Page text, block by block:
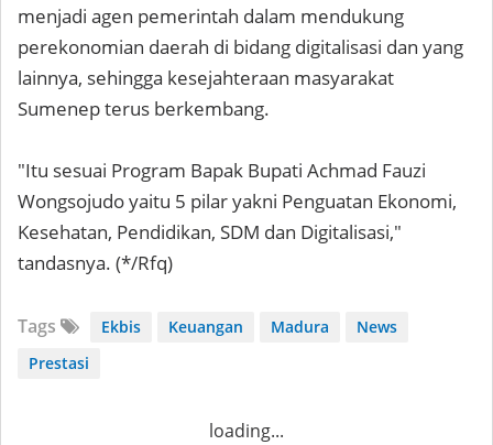
menjadi agen pemerintah dalam mendukung
perekonomian daerah di bidang digitalisasi dan yang
lainnya, sehingga kesejahteraan masyarakat
Sumenep terus berkembang.
"Itu sesuai Program Bapak Bupati Achmad Fauzi
Wongsojudo yaitu 5 pilar yakni Penguatan Ekonomi,
Kesehatan, Pendidikan, SDM dan Digitalisasi,"
tandasnya. (*/Rfq)
Tags Ekbis Keuangan Madura
News
Prestasi
loading...